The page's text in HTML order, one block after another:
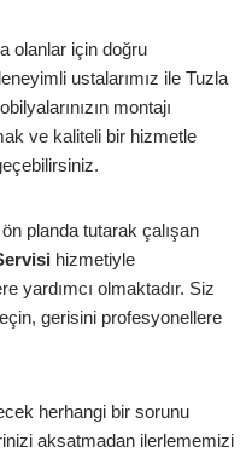
olanlar için doğru
ustalarımız ile Tuzla
montajı
ve kaliteli bir hizmetle
planda tutarak çalışan
hizmetiyle
yardımcı olmaktadır. Siz
gerisini profesyonellere
herhangi bir sorunu
aksatmadan ilerlememizi